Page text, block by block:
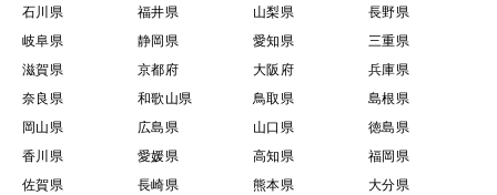
石川県
福井県 山梨県
長野県
岐阜県
静岡県 愛知県
三重県
滋賀県
京都府 大阪府
兵庫県
奈良県
和歌山県 鳥取県
島根県
岡山県
広島県 山口県
徳島県
香川県
愛媛県 高知県
福岡県
佐賀県
長崎県 熊本県
大分県